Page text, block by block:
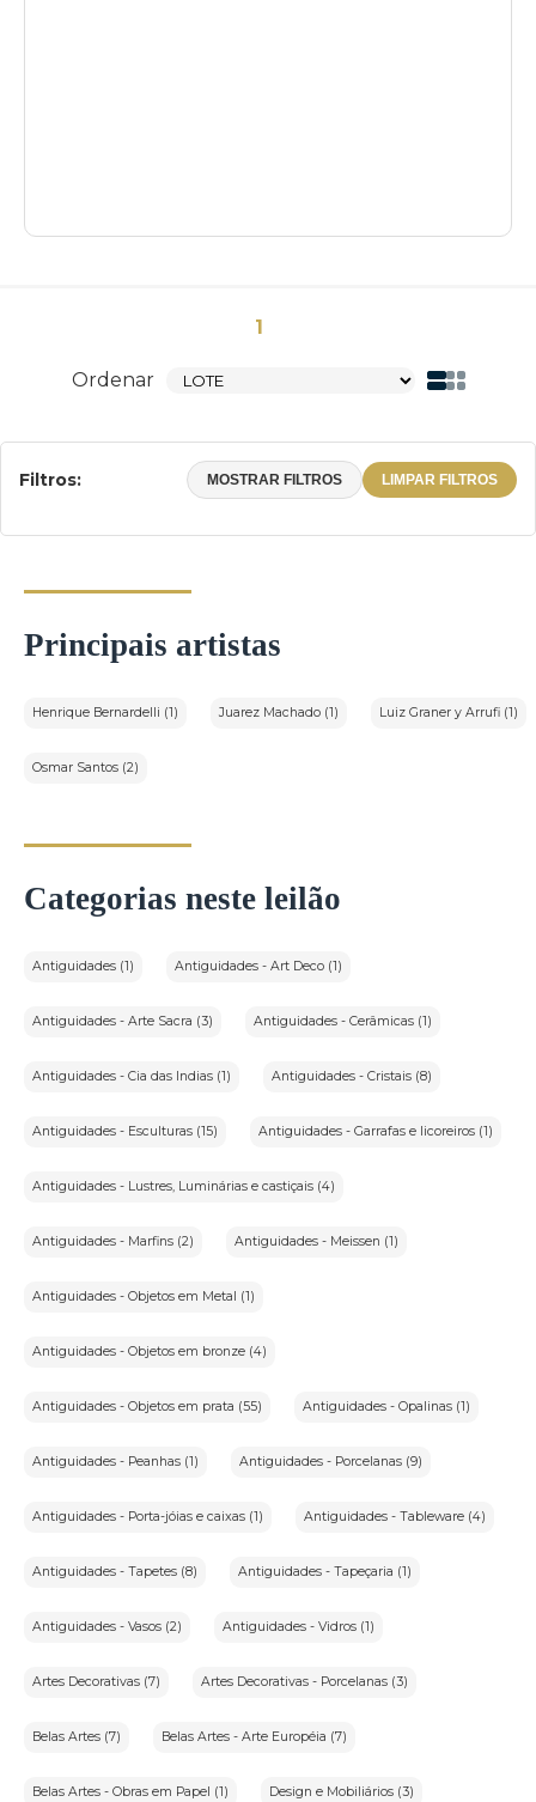
1
Ordenar
Filtros: MOSTRAR FILTROS LIMPAR FILTROS
Principais artistas
Henrique Bernardelli (1) Juarez Machado (1) Luiz Graner y Arrufi (1)
Osmar Santos (2)
Categorias neste leilão
Antiguidades (1) Antiguidades - Art Deco (1)
Antiguidades - Arte Sacra (3) Antiguidades - Cerâmicas (1)
Antiguidades - Cia das Indias (1) Antiguidades - Cristais (8)
Antiguidades - Esculturas (15) Antiguidades - Garrafas e licoreiros (1)
Antiguidades - Lustres, Luminárias e castiçais (4)
Antiguidades - Marfins (2) Antiguidades - Meissen (1)
Antiguidades - Objetos em Metal (1)
Antiguidades - Objetos em bronze (4)
Antiguidades - Objetos em prata (55) Antiguidades - Opalinas (1)
Antiguidades - Peanhas (1) Antiguidades - Porcelanas (9)
Antiguidades - Porta-jóias e caixas (1) Antiguidades - Tableware (4)
Antiguidades - Tapetes (8) Antiguidades - Tapeçaria (1)
Antiguidades - Vasos (2) Antiguidades - Vidros (1)
Artes Decorativas (7) Artes Decorativas - Porcelanas (3)
Belas Artes (7) Belas Artes - Arte Européia (7)
Belas Artes - Obras em Papel (1) Design e Mobiliários (3)